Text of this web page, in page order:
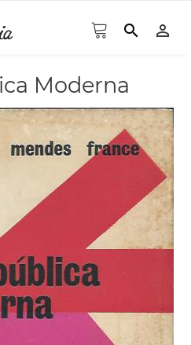
search person_outline
Moderna